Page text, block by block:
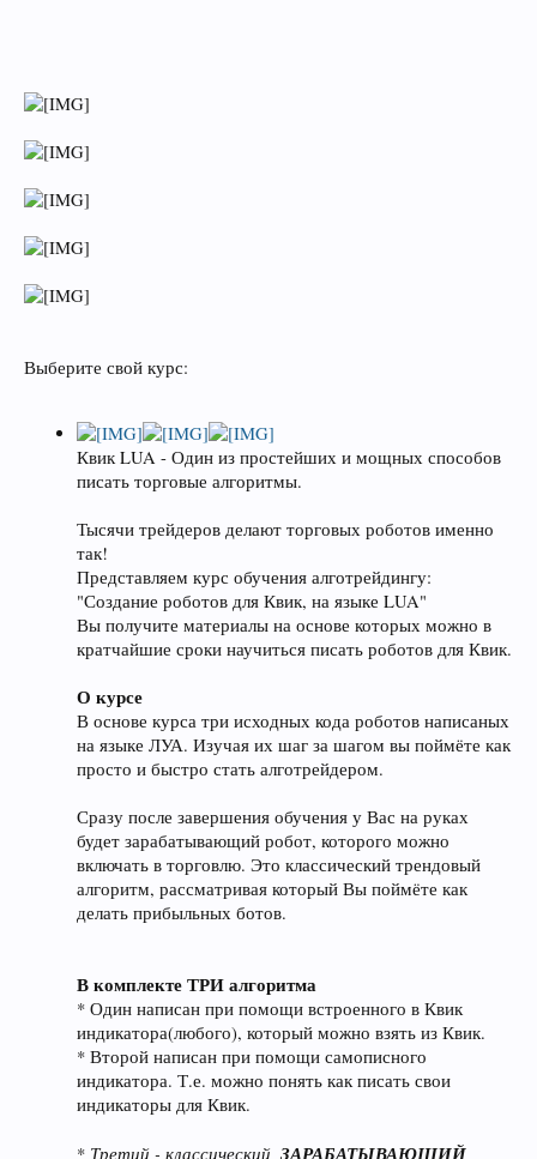
Выберите свой курс:
Квик LUA - Один из простейших и мощных способов
писать торговые алгоритмы.
Тысячи трейдеров делают торговых роботов именно
так!
Представляем курс обучения алготрейдингу:
"Создание роботов для Квик, на языке LUA"
Вы получите материалы на основе которых можно в
кратчайшие сроки научиться писать роботов для Квик.
О курсе
В основе курса три исходных кода роботов написаных
на языке ЛУА. Изучая их шаг за шагом вы поймёте как
просто и быстро стать алготрейдером.
Сразу после завершения обучения у Вас на руках
будет зарабатывающий робот, которого можно
включать в торговлю. Это классический трендовый
алгоритм, рассматривая который Вы поймёте как
делать прибыльных ботов.
В комплекте ТРИ алгоритма
* Один написан при помощи встроенного в Квик
индикатора(любого), который можно взять из Квик.
* Второй написан при помощи самописного
индикатора. Т.е. можно понять как писать свои
индикаторы для Квик.
* Третий - классический, ЗАРАБАТЫВАЮЩИЙ